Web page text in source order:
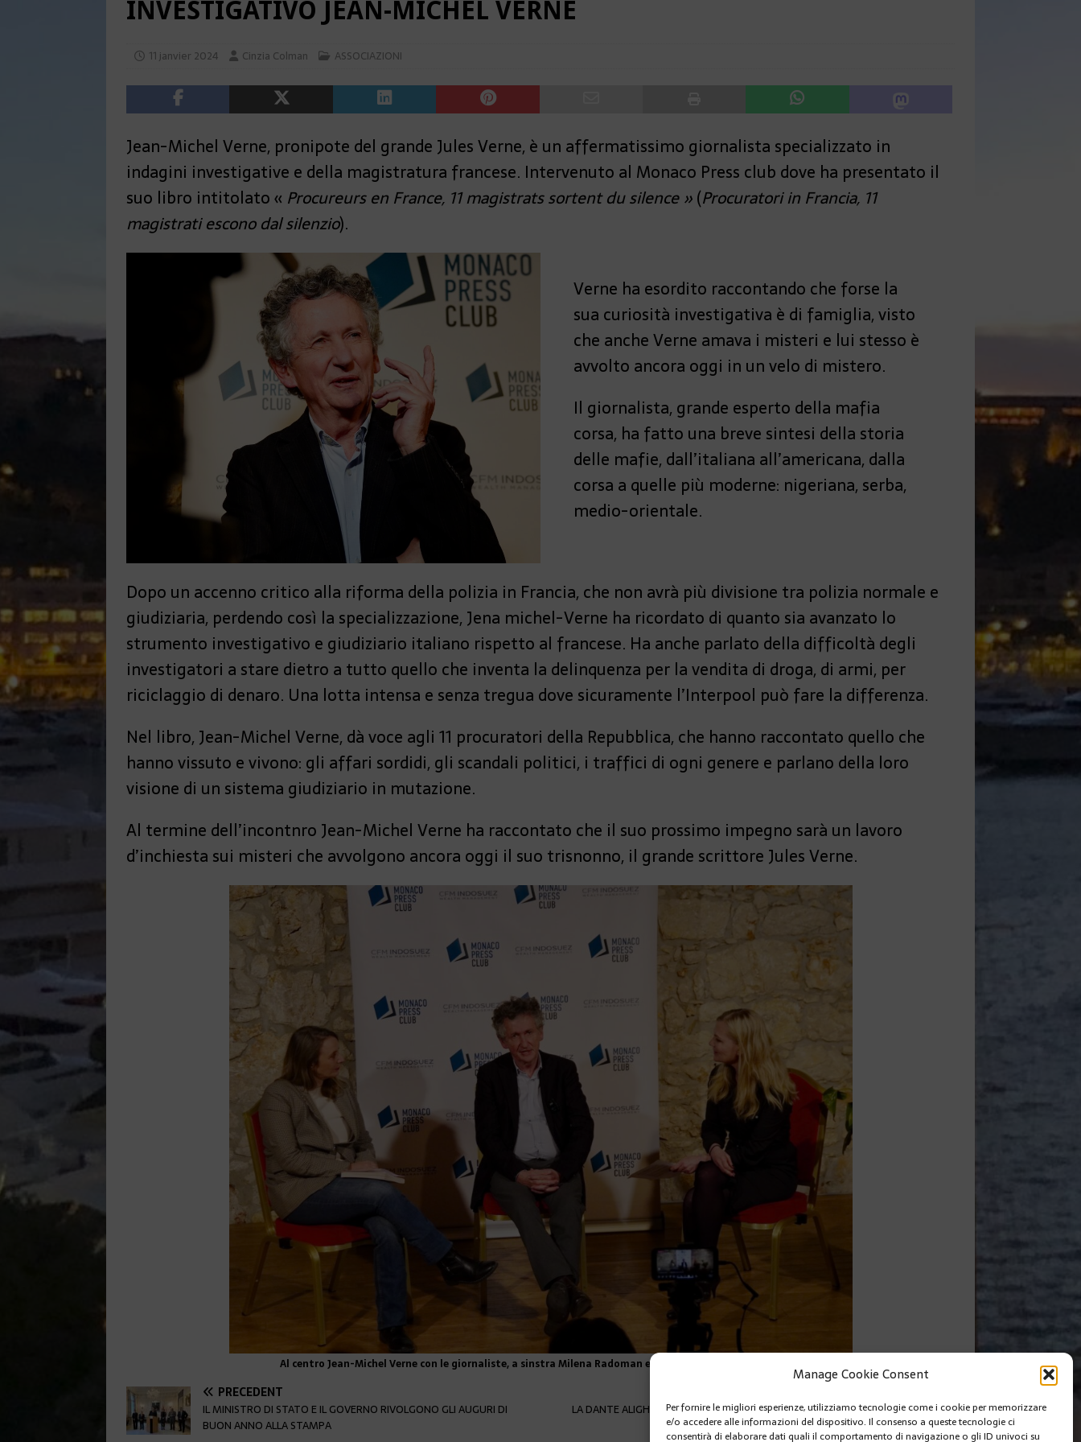
Manage Cookie Consent
Per fornire le migliori esperienze, utilizziamo tecnologie come i cookie per memorizzare
e/o accedere alle informazioni del dispositivo. Il consenso a queste tecnologie ci
consentirà di elaborare dati quali il comportamento di navigazione o gli ID univoci su
INVESTIGATIVO JEAN-MICHEL VERNE
11 janvier 2024 Cinzia Colman ASSOCIAZIONI
Jean-Michel Verne, pronipote del grande Jules Verne, è un affermatissimo giornalista specializzato in
indagini investigative e della magistratura francese. Intervenuto al Monaco Press club dove ha presentato il
suo libro intitolato « Procureurs en France, 11 magistrats sortent du silence »(Procuratori in Francia, 11
magistrati escono dal silenzio).
Verne ha esordito raccontando che forse la
sua curiosità investigativa è di famiglia, visto
che anche Verne amava i misteri e lui stesso è
avvolto ancora oggi in un velo di mistero.
Il giornalista, grande esperto della mafia
corsa, ha fatto una breve sintesi della storia
delle mafie, dall’italiana all’americana, dalla
corsa a quelle più moderne: nigeriana, serba,
medio-orientale.
Dopo un accenno critico alla riforma della polizia in Francia, che non avrà più divisione tra polizia normale e
giudiziaria, perdendo così la specializzazione, Jena michel-Verne ha ricordato di quanto sia avanzato lo
strumento investigativo e giudiziario italiano rispetto al francese. Ha anche parlato della difficoltà degli
investigatori a stare dietro a tutto quello che inventa la delinquenza per la vendita di droga, di armi, per
riciclaggio di denaro. Una lotta intensa e senza tregua dove sicuramente l’Interpool può fare la differenza.
Nel libro, Jean-Michel Verne, dà voce agli 11 procuratori della Repubblica, che hanno raccontato quello che
hanno vissuto e vivono: gli affari sordidi, gli scandali politici, i traffici di ogni genere e parlano della loro
visione di un sistema giudiziario in mutazione.
Al termine dell’incontnro Jean-Michel Verne ha raccontato che il suo prossimo impegno sarà un lavoro
d’inchiesta sui misteri che avvolgono ancora oggi il suo trisnonno, il grande scrittore Jules Verne.
Al centro Jean-Michel Verne con le giornaliste, a sinstra Milena Radoman e Joelle Deviras,
PRÉCÉDENT
IL MINISTRO DI STATO E IL GOVERNO RIVOLGONO GLI AUGURI DI
BUON ANNO ALLA STAMPA
LA DANTE ALIGHIERI PRESENTA IL DOCU-FILM DEDICATO A ENZO
JANNACCI: « VENGO ANCH’IO »